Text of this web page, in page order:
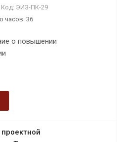
Код: ЭИЗ-ПК-29
часов: 36
о повышении